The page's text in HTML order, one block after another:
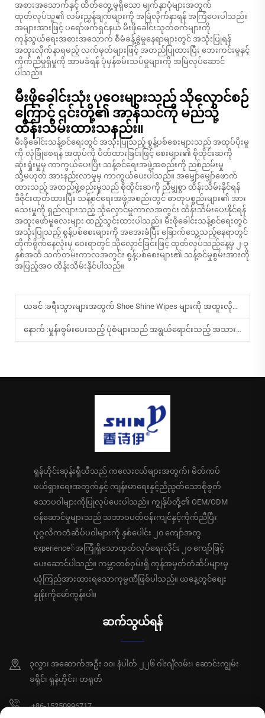
အစားအသောက်နှင့် ထိတ်တွေ့မှုရှိသော မျက်နှာပုံများအတွက်
ထုတ်လုပ်သူ၏ လမ်းညွှန်ချက်များကို အမြဲလိုက်နာရန် အကြံပေးပါသည်။
အများအားဖြင့် ပရော်ဖက်ရှင်နယ် မီးဖိုခေါင်းသုတ်စက်များကို
ကုန်သွယ်ရေးအစားအသောက် စီမံခန့်ခွဲမှုနေရာများတွင် အသုံးပြုရန်
အထူးလိုက်နာရမည့် လက်မှတ်များဖြင့် အတည်ပြုထားပြီး ဘေးကင်းမှုနှင့်
ကိုက်ညီမှုရှိမှုကို အာမခံရန် ပုံမှန်စမ်းသပ်မှုများကို အမြဲလုပ်ဆောင်
ပါသည်။
မီးဖိုခေါင်းသုံး ပုဝေးများသည် သိုလှောင်စဉ်
ကြောင့် ၎င်းတို့၏ အာနိသင်ကို မည်သို့
ထိန်းသိမ်းထားသနည်း။
မီးဖိုခေါင်းသန့်စင်ရေးတွင် အသုံးပြုသည့် စွန့်ပစ်စေးများသည် အထုပ်ပိုးမှု
ကို လုံခြုံစေရန် အထုပ်ကို ပိတ်ထားခြင်းဖြင့် စေးများ၏ စိုထိုင်းဆကို
ဆုံးရှုံးမှုမှ ကာကွယ်ပေးပြီး သန့်စင်ရေးအဖွဲ့အစည်းကို ညစ်ညမ်းမှု
သို့မဟုတ် အားနည်းလာမှုမှ ကာကွယ်ပေးပါသည်။ အမျှော်မျှော်ဖောက်
ထားသည့် အထည်ဖွဲ့စည်းမှုသည် စိုထိုင်းဆကို ညီမျှစွာ ထိန်းသိမ်းနိုင်ရန်
ဒီဇိုင်းထုတ်ထားပြီး သန့်စင်ရေးအဖွဲ့အစည်းတွင် ဓာတုပစ္စည်းများ၏ အား
သေးမှုကို ရှည်လျားသည့် သိုလှောင်မှုကာလအတွင်း ထိန်းသိမ်းပေးနိုင်ရန်
အထူးဖော်မူလေးများ ထည့်သွင်းထားပါသည်။ မီးဖိုခေါင်းသန့်စင်ရေးတွင်
အသုံးပြုသည့် စွန့်ပစ်စေးများကို အအေးခံပြီး ခြောက်သွေ့သည့်နေရာတွင်
တိုက်ရိုက်နေလုံးမှ ဝေးရာတွင် သိုလှောင်ခြင်းဖြင့် ထုတ်လုပ်သည့်နေ့မှ ၂-၃
နှစ်အထိ သက်တမ်းကာလအတွင်း စွန့်ပစ်စေးများ၏ သန့်စင်မှုစွမ်းအားကို
အပြည့်အဝ ထိန်းသိမ်းနိုင်ပါသည်။
ယခင် :ခရီးသွားများအတွက် Shoe Shine Wipes များကို အထူးလိုအပ်သည့်အကြောင်းရင်းများမှာ အဘယ်နည်း။
နောက် :မှုန်းစွမ်းပေးသည့် ပုံစံများသည် အရွယ်ရောင်းသည့် အသားအများအတွက် မည်သို့ အကျိုးကျေးဇူးပေးသနည်း။
ရှန်ဟိုင်းဆုန်းရှီယီသည် ကလေးငယ်များအတွက်၊ မိတ်ကပ်
ဖယ်ရှားရေးအတွက်နှင့် ကျန်းမာရေးနှင့်ညီညွတ်သောစိုစွတ်
သောပဝါများကိုပြုလုပ်ပေးပါသည်။ ကျွန်ုပ်တို့၏ OEM/ODM
ဝန်ဆောင်မှုများသည် သဘာဝပတ်ဝန်းကျင်နှင့်ကိုက်ညီပြီး
ပုဂ္ဂလိကတံဆိပ်ပဝါများကို နှစ်ပေါင်း ၂၀ ကျော်အတွ
experience်အကြုံရှိသောထုတ်လုပ်ရေးလိုင်း ၂၀ ကျော်ဖြင့်
ပေးဆောင်ပါသည်။ ကမ္ဘာတစ်ဝှမ်းရှိ ကုန်အမှတ်တံဆိပ်များမှ
ယုံကြည်အားထားရသောကုမ္ပဏီဖြစ်ပါသည်။ ယနေ့တွင်စျေး
နှုန်းကိုမော်ကွန်းပါ။
ဆက်သွယ်ရန်
၃လွှာ၊ အဆောက်အဦး ၁၀၊ နံပါတ် ၂၂၆ ဂါးဂျီလမ်း၊ ဆောင်းကျွမ်း
ခရိုင်၊ ရှန်ဟိုင်း၊ တရုတ်
+86-15250996717